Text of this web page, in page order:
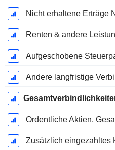
Nicht erhaltene Erträge
Aufgeschobene
Andere langfristige
Ordentliche Aktien,
Zusätzlich eingezahltes